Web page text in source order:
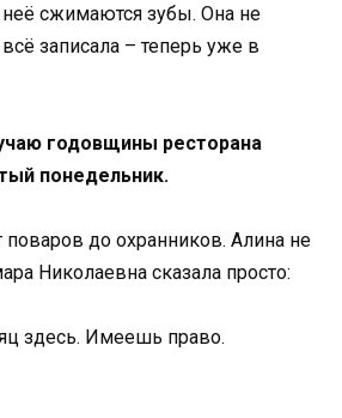
неё сжимаются зубы. Она не
записала – теперь уже в
годовщины ресторана
понедельник.
поваров до охранников. Алина не
Николаевна сказала просто:
здесь. Имеешь право.